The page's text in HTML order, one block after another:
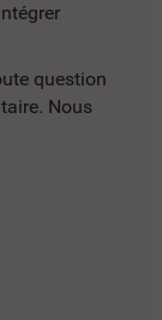
question
Nous